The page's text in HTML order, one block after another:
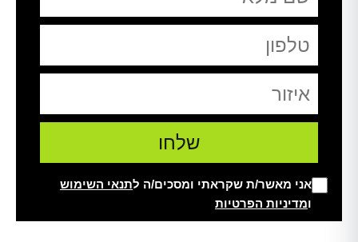
אני מאשר/ת שקראתי ומסכים/ה לתנאי השימוש
ומדיניות הפרטיות